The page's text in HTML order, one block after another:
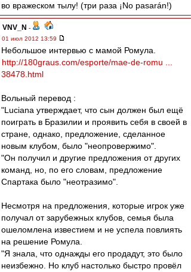
во вражеском тылу! (три раза ¡No pasarán!)
VNV_N -
01 июл 2012 13:59
Небольшое интервью с мамой Ромула.
http://180graus.com/esporte/mae-de-romu ...
38478.html
Вольный перевод :
"Luciana утверждает, что сын должен был ещё
поиграть в Бразилии и проявить себя в своей в
стране, однако, предложение, сделанное
новым клубом, было "неопровержимо".
"Он получил и другие предложения от других
команд, но, по его словам, предложение
Спартака было "неотразимо".
Несмотря на предложения, которые игрок уже
получал от зарубежных клубов, семья была
ошеломлена известием и не успела повлиять
на решение Ромула.
"Я знала, что однажды его продадут, это было
неизбежно. Но клуб настолько быстро провёл